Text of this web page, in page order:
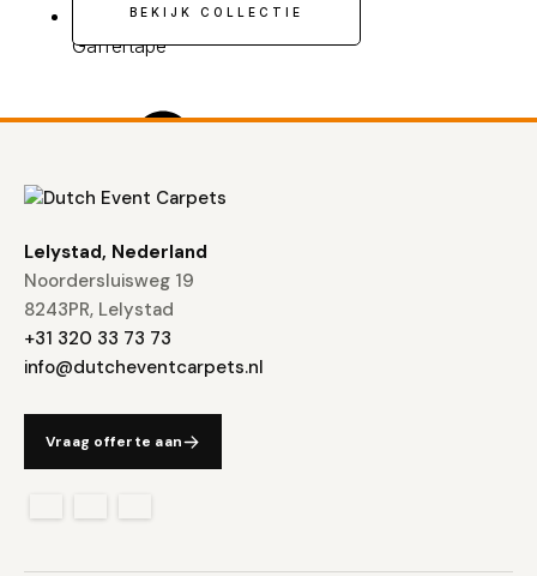
Gaffertape
BEKIJK COLLECTIE
Lelystad, Nederland
Noordersluisweg 19
8243PR, Lelystad
+31 320 33 73 73
info@dutcheventcarpets.nl
Vraag offerte aan